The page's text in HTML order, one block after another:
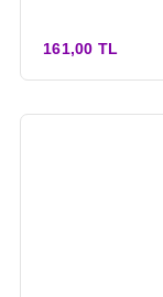
161,00 TL